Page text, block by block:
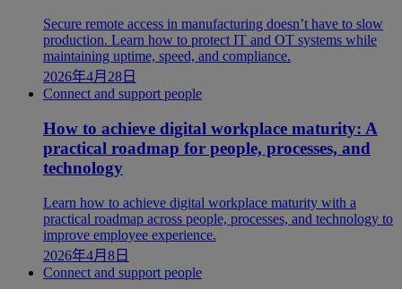
Secure remote access in manufacturing doesn’t have to slow
production. Learn how to protect IT and OT systems while
maintaining uptime, speed, and compliance.
2026年4月28日
Connect and support people
How to achieve digital workplace maturity: A
practical roadmap for people, processes, and
technology
Learn how to achieve digital workplace maturity with a
practical roadmap across people, processes, and technology to
improve employee experience.
2026年4月8日
Connect and support people